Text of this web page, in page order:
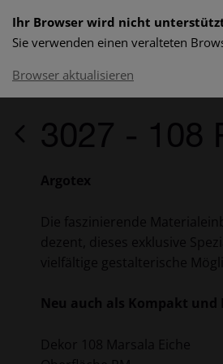
3027 - 108
Argotex
Die faszinierende
dezent, dieses exklusive
vielfältige gestalterische
Neu auch als Kompakt
Dekor 108 Marsala Eiche
Ihr Browser wird nicht
Sie verwenden einen veralteten
Browser aktualisieren